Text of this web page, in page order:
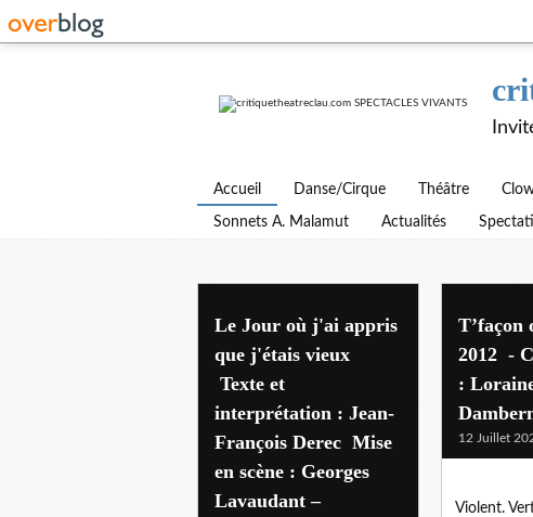
Accueil Danse/Cirque Théâtre
Sonnets A. Malamut Actualités
Le Jour où j'ai appris
que j'étais vieux
Texte et
interprétation : Jean-
François Derec Mise
en scène : Georges
Lavaudant –
T’façon
2012 -
:
12 Juillet
Violent.